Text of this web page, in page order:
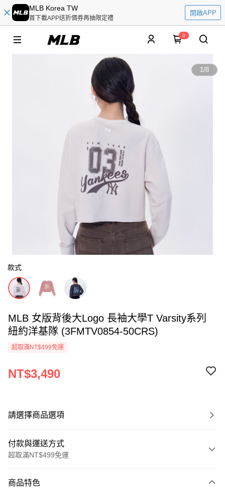
MLB Korea TW
首下載APP送折價券再抽限定禮
開啟APP
0
1/8
款式
MLB 女版背後大Logo 長袖大學T Varsity系列
紐約洋基隊 (3FMTV0854-50CRS)
超取滿NT$499免運
NT$3,490
請選擇商品選項
付款與運送方式
超取滿NT$499免運
商品特色